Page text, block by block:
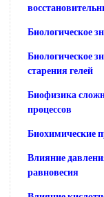
Биологическое
Биологическое
старения гелей
Биофизика
процессов
Биохимические
Влияние
равновесия